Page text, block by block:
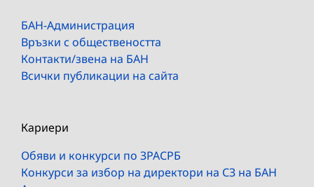
БАН-Администрация
Връзки с обществеността
Контакти/звена на БАН
Всички публикации на сайта
Кариери
Обяви и конкурси по ЗРАСРБ
Конкурси за избор на директори на СЗ на БАН